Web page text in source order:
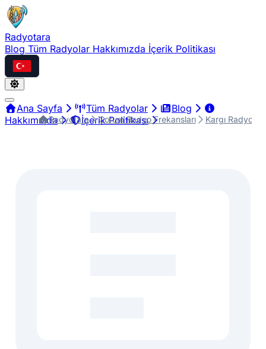
Radyotara
Blog Tüm Radyolar Hakkımızda İçerik Politikası
Türkçe
Ana Sayfa Tüm Radyolar
Blog
Hakkımızda
İçerik Politikası
Radyotara Çorum Radyo Frekansları Kargı Radyo